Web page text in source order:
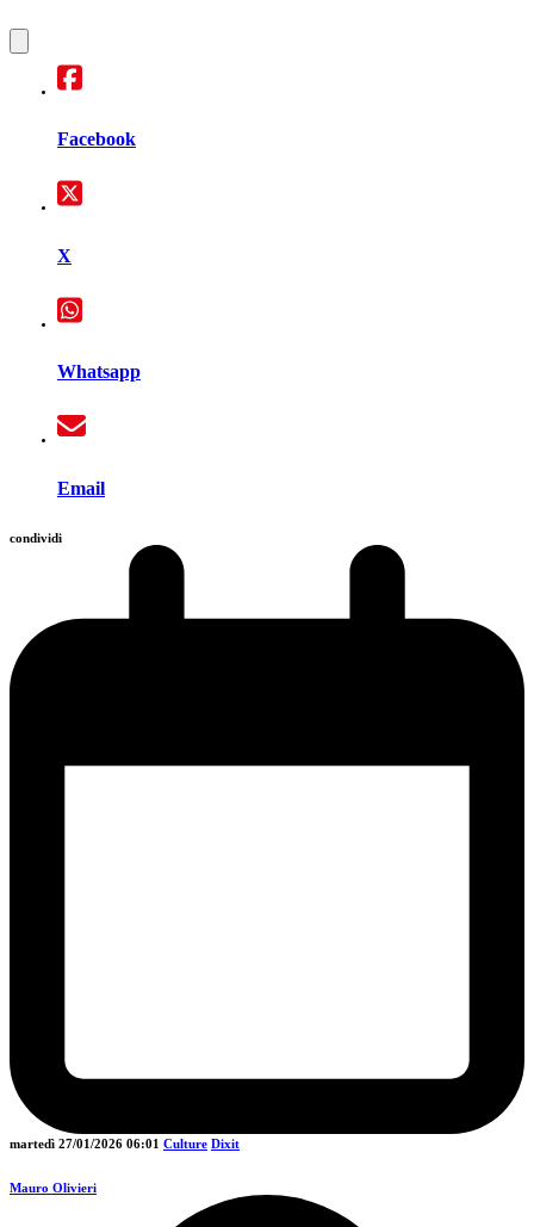
Facebook
X
Whatsapp
Email
condividi
martedì 27/01/2026 06:01 Culture Dixit
Mauro Olivieri